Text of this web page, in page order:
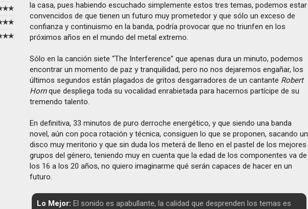
la casa, pues habiendo escuchado simplemente estos tres temas, podemos estar
convencidos de que tienen un futuro muy prometedor y que sólo un exceso de
confianza y continuismo en la banda, podría provocar que no triunfen en los
próximos años en el mundo del metal extremo.
Sólo en la canción siete “The Interference” que apenas dura un minuto, podemos
encontrar un momento de paz y tranquilidad, pero no nos dejaremos engañar, los
últimos segundos están plagados de gritos desgarradores de un cantante Robert
Hornque despliega toda su vocalidad enrabietada para hacernos partícipe de su
tremendo talento.
En definitiva, 33 minutos de puro derroche energético, y que siendo una banda
novel, aún con poca rotación y técnica, consiguen lo que se proponen, sacando un
disco muy meritorio y que sin duda los meterá de lleno en el pastel de los mejores
grupos del género, teniendo muy en cuenta que la edad de los componentes va de
los 16 a los 20 años, no quiero imaginarme qué serán capaces de hacer en un
futuro.
Lo Mejor: El sonido es apabullante, la calidad que desprenden los temas es